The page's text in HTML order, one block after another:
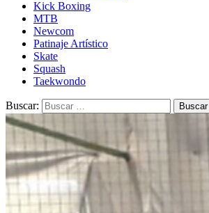
Kick Boxing
MTB
Newcom
Patinaje Artístico
Skate
Squash
Taekwondo
Buscar: